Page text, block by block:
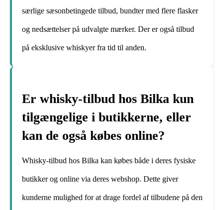
særlige sæsonbetingede tilbud, bundter med flere flasker
og nedsættelser på udvalgte mærker. Der er også tilbud
på eksklusive whiskyer fra tid til anden.
Er whisky-tilbud hos Bilka kun
tilgængelige i butikkerne, eller
kan de også købes online?
Whisky-tilbud hos Bilka kan købes både i deres fysiske
butikker og online via deres webshop. Dette giver
kunderne mulighed for at drage fordel af tilbudene på den